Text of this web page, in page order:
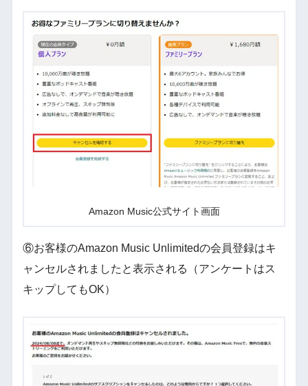
Amazon Music公式サイト画面
⑥お客様のAmazon Music Unlimitedの会員登録はキ
ャンセルされましたと表示される（アンケートはス
キップしてもOK）